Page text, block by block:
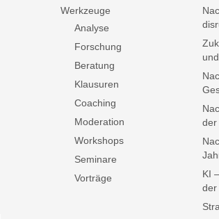
Werkzeuge
Analyse
Forschung
Beratung
Klausuren
Coaching
Moderation
Workshops
Seminare
Vorträge
der
KI
der